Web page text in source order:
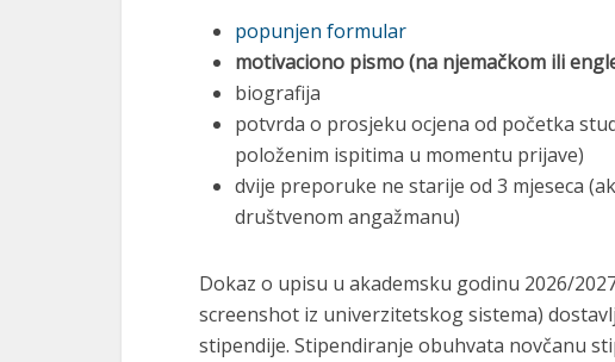
popunjen formular
motivaciono pismo (na njemačkom ili
biografija
potvrda o prosjeku ocjena od početka
položenim ispitima u momentu prijave)
dvije preporuke ne starije od 3 mjeseca
društvenom angažmanu)
Dokaz o upisu u akademsku godinu 2026/
screenshot iz univerzitetskog sistema)
stipendije. Stipendiranje obuhvata novčanu